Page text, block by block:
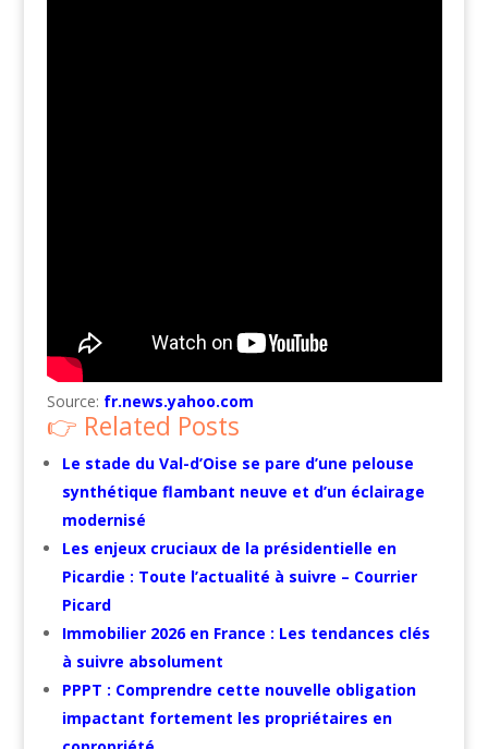
Source: fr.news.yahoo.com
Related Posts
Le stade du Val-d’Oise se pare d’une pelouse
synthétique flambant neuve et d’un éclairage
modernisé
Les enjeux cruciaux de la présidentielle en
Picardie : Toute l’actualité à suivre – Courrier
Picard
Immobilier 2026 en France : Les tendances clés
à suivre absolument
PPPT : Comprendre cette nouvelle obligation
impactant fortement les propriétaires en